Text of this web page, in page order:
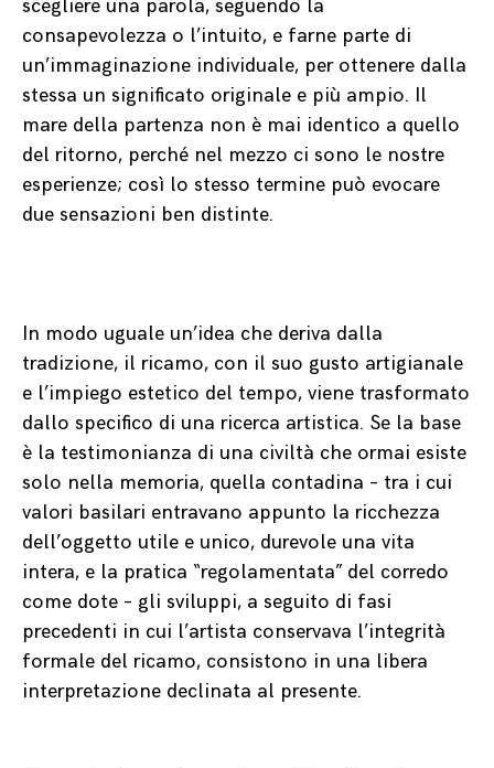
scegliere una parola, seguendo la
consapevolezza o l’intuito, e farne parte di
un’immaginazione individuale, per ottenere dalla
stessa un significato originale e più ampio. Il
mare della partenza non è mai identico a quello
del ritorno, perché nel mezzo ci sono le nostre
esperienze; così lo stesso termine può evocare
due sensazioni ben distinte.
In modo uguale un’idea che deriva dalla
tradizione, il ricamo, con il suo gusto artigianale
e l’impiego estetico del tempo, viene trasformato
dallo specifico di una ricerca artistica. Se la base
è la testimonianza di una civiltà che ormai esiste
solo nella memoria, quella contadina – tra i cui
valori basilari entravano appunto la ricchezza
dell’oggetto utile e unico, durevole una vita
intera, e la pratica “regolamentata” del corredo
come dote – gli sviluppi, a seguito di fasi
precedenti in cui l’artista conservava l’integrità
formale del ricamo, consistono in una libera
interpretazione declinata al presente.